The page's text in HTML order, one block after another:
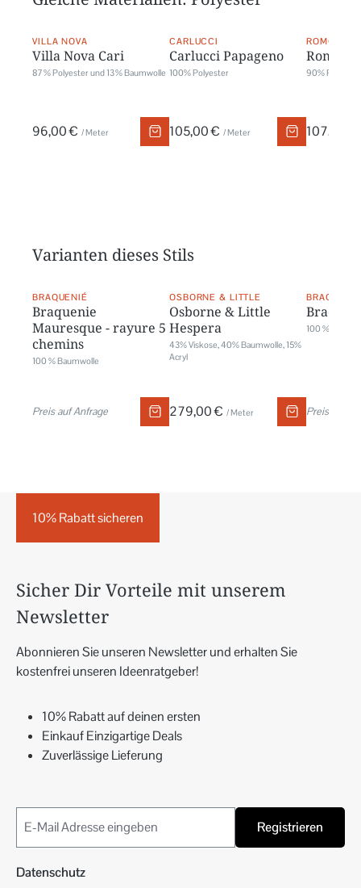
VILLA NOVA
Villa Nova Cari
87 % Polyester und 13 % Baumwolle
96,00 € / Meter
CARLUCCI
Carlucci Papageno
100% Polyester
105,00 € / Meter
ROMO
Romo
90%
107,00 €
Varianten dieses Stils
BRAQUENIÉ
Braquenie
Mauresque - rayure 5
chemins
100 % Baumwolle
Preis auf Anfrage
OSBORNE & LITTLE
Osborne & Little
Hespera
43% Viskose, 40% Baumwolle, 15%
Acryl
279,00 € / Meter
BRAQUENIÉ
100 %
Preis auf
10% Rabatt sicheren
Sicher Dir Vorteile mit unserem
Newsletter
Abonnieren Sie unseren Newsletter und erhalten Sie
kostenfrei unseren Ideenratgeber!
10% Rabatt auf deinen ersten
Einkauf Einzigartige Deals
Zuverlässige Lieferung
Registrieren
Datenschutz